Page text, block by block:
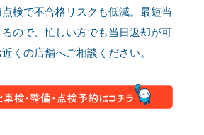
検で不合格リスクも低減。最短当
ので、忙しい方でも当日返却が可
くの店舗へご相談ください。